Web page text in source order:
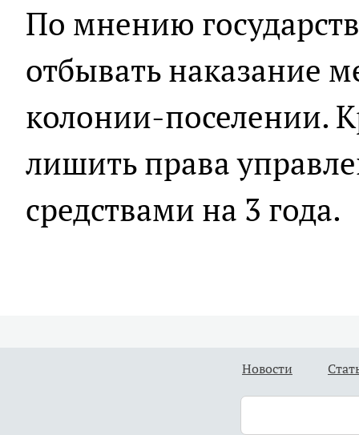
По мнению
отбывать наказание
колонии-поселении.
лишить права
средствами на 3 года.
Новости